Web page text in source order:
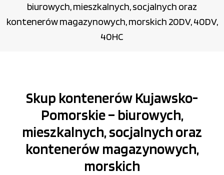
biurowych, mieszkalnych, socjalnych oraz
kontenerów magazynowych, morskich 20DV, 40DV,
40HC
Skup kontenerów Kujawsko-
Pomorskie – biurowych,
mieszkalnych, socjalnych oraz
kontenerów magazynowych,
morskich